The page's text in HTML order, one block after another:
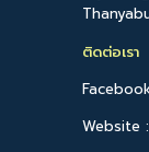
ติดต่อเรา
Website